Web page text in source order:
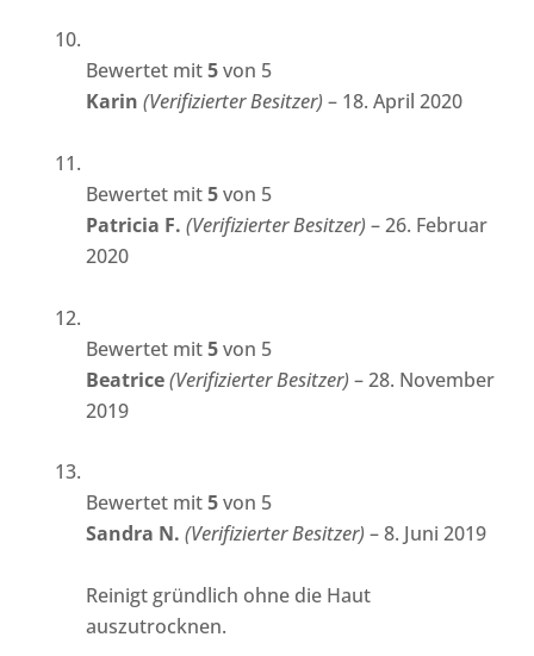
Bewertet mit5von 5
Karin(Verifizierter Besitzer) – 18. April 2020
Bewertet mit5von 5
Patricia F.(Verifizierter Besitzer) –26. Februar
2020
Bewertet mit5von 5
Beatrice(Verifizierter Besitzer) –28. November
2019
Bewertet mit5von 5
Sandra N.(Verifizierter Besitzer) –8. Juni 2019
Reinigt gründlich ohne die Haut
auszutrocknen.